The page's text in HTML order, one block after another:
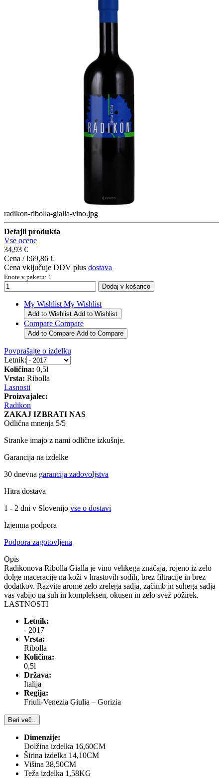
radikon-ribolla-gialla-vino.jpg
Detajli produkta
Vse ocene
34,93 €
Cena / l:69,86 €
Cena vključuje DDV plus dostava
Enote v paketu: 1
My Wishlist My Wishlist
Add to Wishlist Add to Wishlist
Compare Compare
Add to Compare Add to Compare
Povprašajte o izdelku
Letnik:
Količina: 0,5l
Vrsta: Ribolla
Lasnosti
Proizvajalec:
Radikon
ZAKAJ IZBRATI NAS
Odlična mnenja 5/5
Stranke imajo z nami odlične izkušnje.
Garancija na izdelke
30 dnevna garancija zadovoljstva
Hitra dostava
1 - 2 dni v Slovenijo vse o dostavi
Izjemna podpora
Podpora zagotovljena
Opis
Radikonova Ribolla Gialla je vino velikega značaja, rojeno iz zelo
dolge maceracije na koži v hrastovih sodih, brez filtracije in brez
dodatkov. Razvite arome zelo zrelega sadja, začimb in suhega sadja
vas vabijo na suh in kompleksen, okusen in zelo svež požirek.
LASTNOSTI
Letnik:
- 2017
Vrsta:
Ribolla
Količina:
0,5l
Država:
Italija
Regija:
Friuli-Venezia Giulia – Gorizia
Beri več..
Dimenzije:
Dolžina izdelka 16,60CM
Širina izdelka 14,10CM
Višina 38,50CM
Teža izdelka 1,58KG